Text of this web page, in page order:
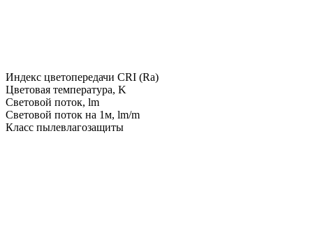
Индекс цветопередачи CRI (Ra)
Цветовая температура, K
Световой поток, lm
Световой поток на 1м, lm/m
Класс пылевлагозащиты